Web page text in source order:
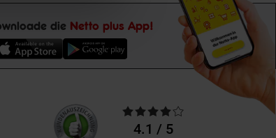
die Netto plus App!
Unsere
Kundenbewertungen
Durchschnittliche
Bewertungen4.1 / 5